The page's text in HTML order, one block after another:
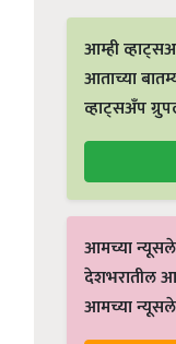
आम्ही
आताच्या
व्हाट्सअँप
आमच्या
देशभरातील
आमच्या